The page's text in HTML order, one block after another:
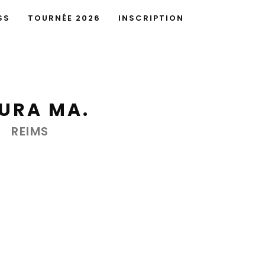
TOURNÉE 2026 INSCRIPTION
MA.
REIMS